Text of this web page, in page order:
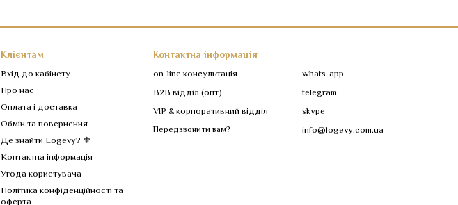
Клієнтам
Вхід до кабінету
Про нас
Оплата і доставка
Обмін та повернення
Де знайти Logevy? ⚜️
Контактна інформація
Угода користувача
Політика конфіденційності та
оферта
Контактна інформація
on-line консультація
B2B відділ (опт)
VIP & корпоративний відділ
Передзвонити вам?
whats-app
telegram
skype
info@logevy.com.ua